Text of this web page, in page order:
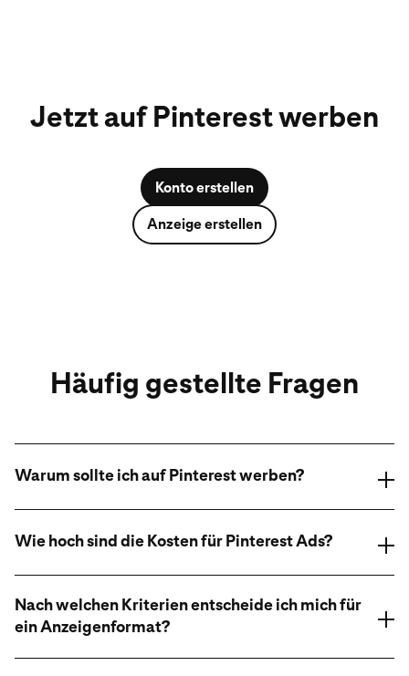
Jetzt auf Pinterest werben
Konto erstellen
Anzeige erstellen
Häufig gestellte Fragen
Warum sollte ich auf Pinterest werben?
Wie hoch sind die Kosten für Pinterest Ads?
Nach welchen Kriterien entscheide ich mich für
ein Anzeigenformat?